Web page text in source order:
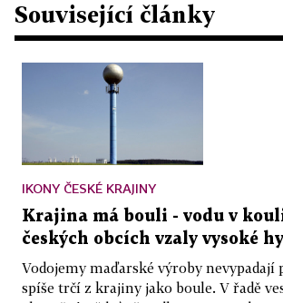
Související články
IKONY ČESKÉ KRAJINY
Krajina má bouli - vodu v
českých obcích vzaly vysoké
Vodojemy maďarské výroby nevypadají
spíše trčí z krajiny jako boule. V řadě